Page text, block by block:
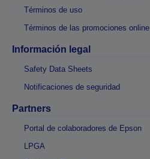
Términos de uso
Términos de las promociones online
Información legal
Safety Data Sheets
Notificaciones de seguridad
Partners
Portal de colaboradores de Epson
LPGA